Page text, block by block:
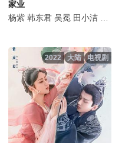
家业
杨紫 韩东君 吴冕 田小洁 徐百
电视剧
大陆
2022